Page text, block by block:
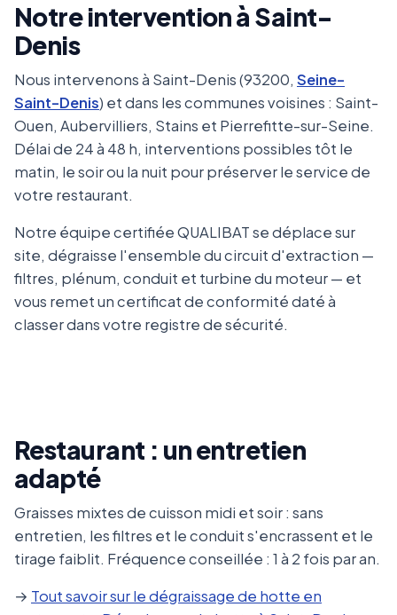
Notre intervention à Saint-
Denis
Nous intervenons à Saint-Denis (93200, Seine-
Saint-Denis) et dans les communes voisines : Saint-
Ouen, Aubervilliers, Stains et Pierrefitte-sur-Seine.
Délai de 24 à 48 h, interventions possibles tôt le
matin, le soir ou la nuit pour préserver le service de
votre restaurant.
Notre équipe certifiée QUALIBAT se déplace sur
site, dégraisse l'ensemble du circuit d'extraction —
filtres, plénum, conduit et turbine du moteur — et
vous remet un certificat de conformité daté à
classer dans votre registre de sécurité.
Restaurant : un entretien
adapté
Graisses mixtes de cuisson midi et soir : sans
entretien, les filtres et le conduit s'encrassent et le
tirage faiblit. Fréquence conseillée : 1 à 2 fois par an.
→ Tout savoir sur le dégraissage de hotte en